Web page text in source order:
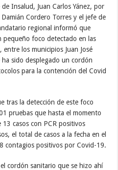
Insalud, Juan Carlos Yánez, por
Cordero Torres y el jefe de
regional informó que
pequeño foco detectado en las
los municipios Juan José
sido desplegado un cordón
para la contención del Covid
tras la detección de este foco
pruebas que hasta el momento
casos con PCR positivos
el total de casos a la fecha en el
contagios positivos por Covid-19.
cordón sanitario que se hizo ahí